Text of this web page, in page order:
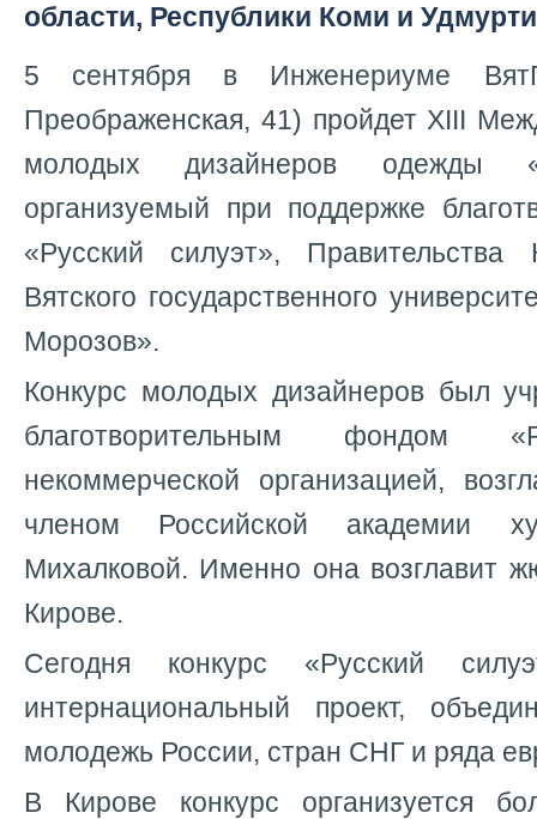
области, Республики Коми и
5 сентября в Инженериуме
Преображенская, 41) пройдет XIII
молодых дизайнеров одежды
организуемый при поддержке
«Русский силуэт», Правительства
Вятского государственного
Морозов».
Конкурс молодых дизайнеров был
благотворительным фондом
некоммерческой организацией,
членом Российской академии
Михалковой. Именно она возглавит
Кирове.
Сегодня конкурс «Русский
интернациональный проект,
молодежь России, стран СНГ и ряда
В Кирове конкурс организуется